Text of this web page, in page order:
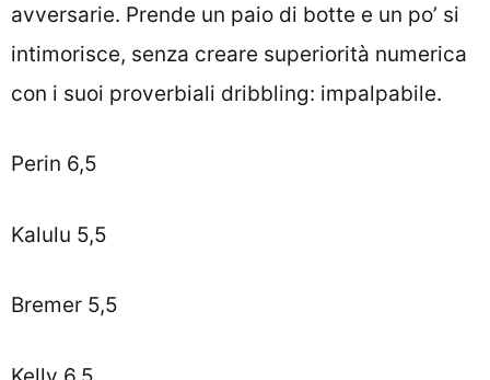
avversarie. Prende un paio di botte e un po’ si
intimorisce, senza creare superiorità numerica
con i suoi proverbiali dribbling: impalpabile.
Perin 6,5
Kalulu 5,5
Bremer 5,5